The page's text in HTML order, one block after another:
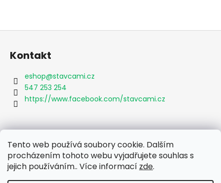
Tento web používá soubory cookie. Dalším
procházením tohoto webu vyjadřujete souhlas s
jejich používáním.. Více informací zde.
Z
Kontakt
eshop@stavcami.cz
547 253 254
https://www.facebook.com/stavcami.cz
Informace pro vás
Obchodní podmínky